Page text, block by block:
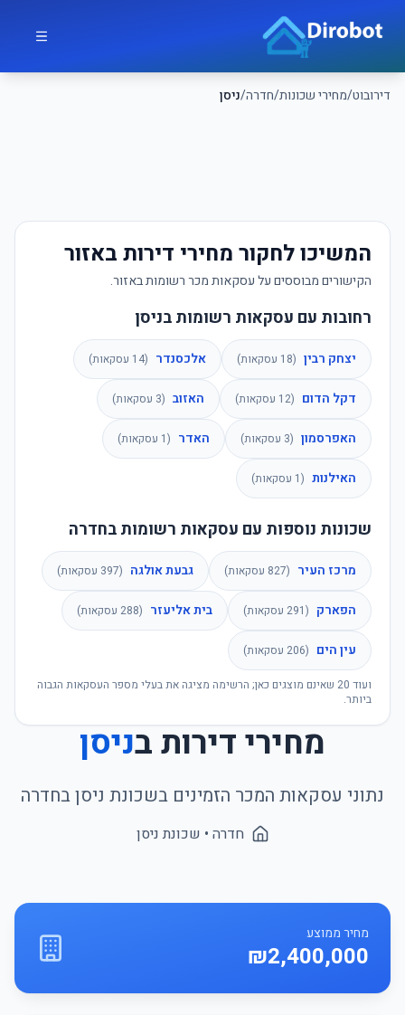
דירובוט/מחירי שכונות/חדרה/ניסן
דירובוט
המשיכו לחקור מחירי דירות באזור
הקישורים מבוססים על עסקאות מכר רשומות באזור.
רחובות עם עסקאות רשומות בניסן
יצחק רבין (
18 עסקאות) אלכסנדר (
14 עסקאות)
דקל הדום (
12 עסקאות) האזוב (
3 עסקאות)
האפרסמון (
3 עסקאות) האדר (
1 עסקאות)
האילנות (
1 עסקאות)
שכונות נוספות עם עסקאות רשומות בחדרה
מרכז העיר (
827 עסקאות) גבעת אולגה (
397 עסקאות)
הפארק (
291 עסקאות) בית אליעזר (
288 עסקאות)
עין הים (
206 עסקאות)
ועוד 20 שאינם מוצגים כאן; הרשימה מציגה את בעלי מספר העסקאות הגבוה
ביותר.
מחירי דירות בניסן
נתוני עסקאות המכר הזמינים בשכונת ניסןבחדרה
חדרה • שכונת ניסן
מחיר ממוצע
₪2,400,000